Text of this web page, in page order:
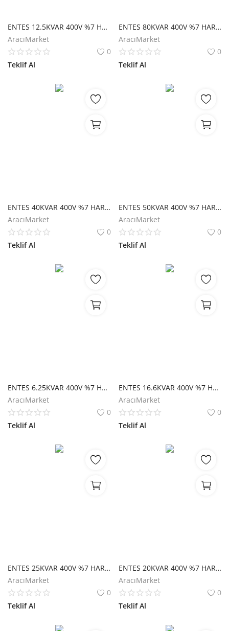
ENTES 12.5KVAR 400V %7 HARMONİK FİLTRE M3368
AracıMarket
0
Teklif Al
ENTES 80KVAR 400V %7 HARMONİK FİLTRE M3385
AracıMarket
0
Teklif Al
ENTES 40KVAR 400V %7 HARMONİK FİLTRE M3376
AracıMarket
0
Teklif Al
ENTES 50KVAR 400V %7 HARMONİK FİLTRE M3380
AracıMarket
0
Teklif Al
ENTES 6.25KVAR 400V %7 HARMONİK FİLTRE M1811
AracıMarket
0
Teklif Al
ENTES 16.6KVAR 400V %7 HARMONİK FİLTRE M3369
AracıMarket
0
Teklif Al
ENTES 25KVAR 400V %7 HARMONİK FİLTRE M3373
AracıMarket
0
Teklif Al
ENTES 20KVAR 400V %7 HARMONİK FİLTRE M3371
AracıMarket
0
Teklif Al